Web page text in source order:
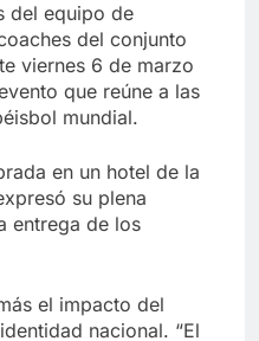
del equipo de
del conjunto
viernes 6 de marzo
que reúne a las
mundial.
en un hotel de la
su plena
entrega de los
el impacto del
nacional. “El